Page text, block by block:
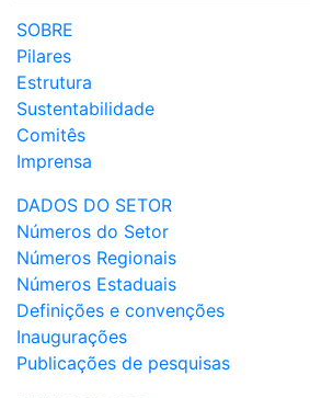
SOBRE
Pilares
Estrutura
Sustentabilidade
Comitês
Imprensa
DADOS DO SETOR
Números do Setor
Números Regionais
Números Estaduais
Definições e convenções
Inaugurações
Publicações de pesquisas